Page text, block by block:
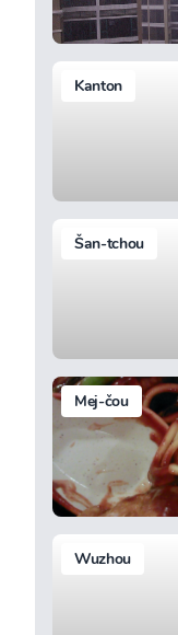
Kanton
Šan-tchou
Mej-čou
Wuzhou